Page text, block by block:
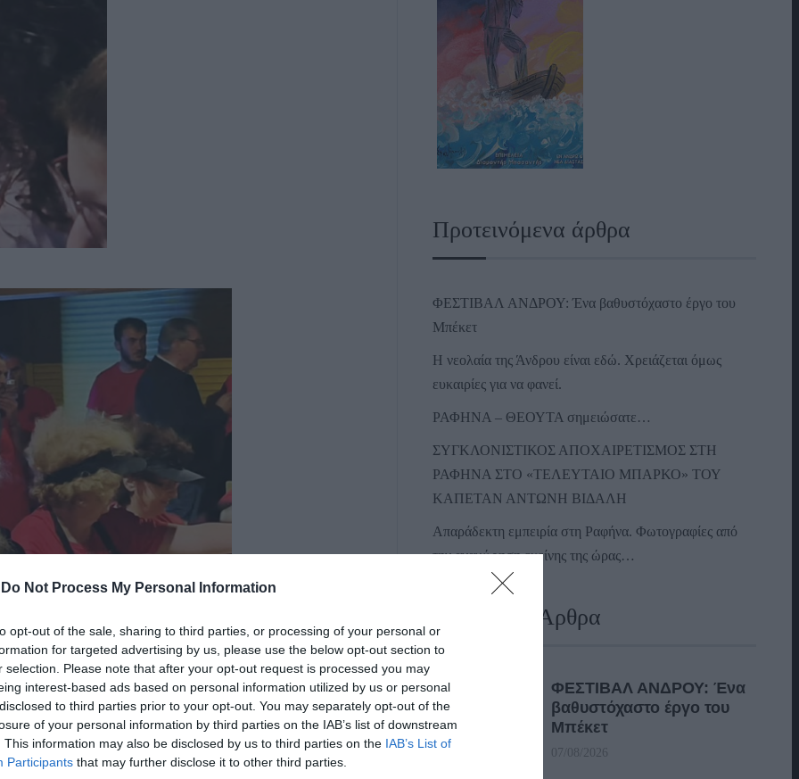
Do Not Process My Personal Information
opt-out of the sale, sharing to third parties, or processing of your personal or
for targeted advertising by us, please use the below opt-out section to
selection. Please note that after your opt-out request is processed you may
interest-based ads based on personal information utilized by us or personal
to third parties prior to your opt-out. You may separately opt-out of the
of your personal information by third parties on the IAB’s list of downstream
This information may also be disclosed by us to third parties on the IAB’s List of
Participants that may further disclose it to other third parties.
Προτεινόμενα άρθρα
ΦΕΣΤΙΒΑΛ ΑΝΔΡΟΥ: Ένα βαθυστόχαστο έργο του
Μπέκετ
Η νεολαία της Άνδρου είναι εδώ. Χρειάζεται όμως
ευκαιρίες για να φανεί.
ΡΑΦΗΝΑ – ΘΕΟΥΤΑ σημειώσατε…
ΣΥΓΚΛΟΝΙΣΤΙΚΟΣ ΑΠΟΧΑΙΡΕΤΙΣΜΟΣ ΣΤΗ
ΡΑΦΗΝΑ ΣΤΟ «ΤΕΛΕΥΤΑΙΟ ΜΠΑΡΚΟ» ΤΟΥ
ΚΑΠΕΤΑΝ ΑΝΤΩΝΗ ΒΙΔΑΛΗ
Απαράδεκτη εμπειρία στη Ραφήνα. Φωτογραφίες από
την αναχώρηση εκείνης της ώρας…
Πρόσφατα Άρθρα
ΦΕΣΤΙΒΑΛ ΑΝΔΡΟΥ: Ένα
βαθυστόχαστο έργο του
Μπέκετ
07/08/2026